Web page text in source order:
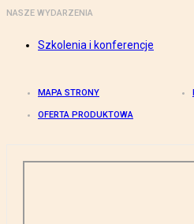
NASZE WYDARZENIA
Szkolenia i konferencje
MAPA STRONY
OFERTA PRODUKTOWA